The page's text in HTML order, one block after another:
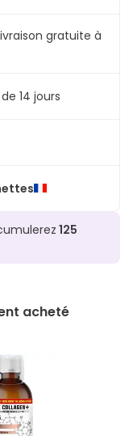
gratuite à
14 jours
125
acheté